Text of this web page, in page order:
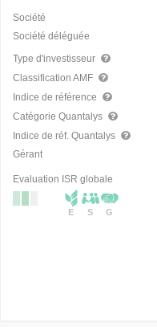
Société
Société déléguée
Type d'investisseur
Classification AMF
Indice de référence
Catégorie Quantalys
Indice de réf. Quantalys
Gérant
Evaluation ISR globale
E S G